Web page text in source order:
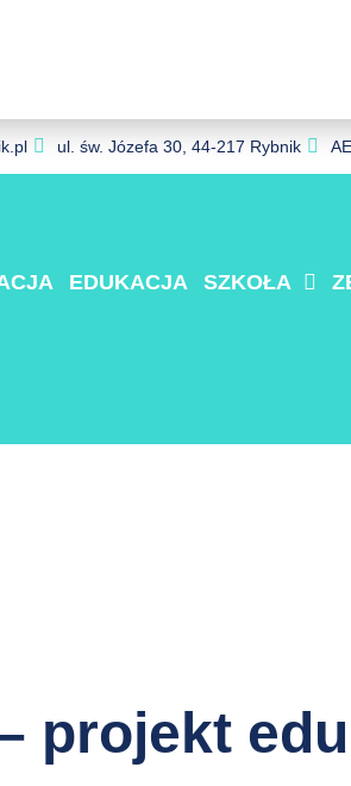
ul. św. Józefa 30, 44-217 Rybnik
EDUKACJA SZKOŁA
projekt